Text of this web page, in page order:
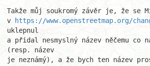
Takže můj soukromý závěr je, že se
v
https://www.openstreetmap.org/
uklepnul
a přidal nesmyslný název něčemu co
(resp. název
je neznámý), a že bych ten název